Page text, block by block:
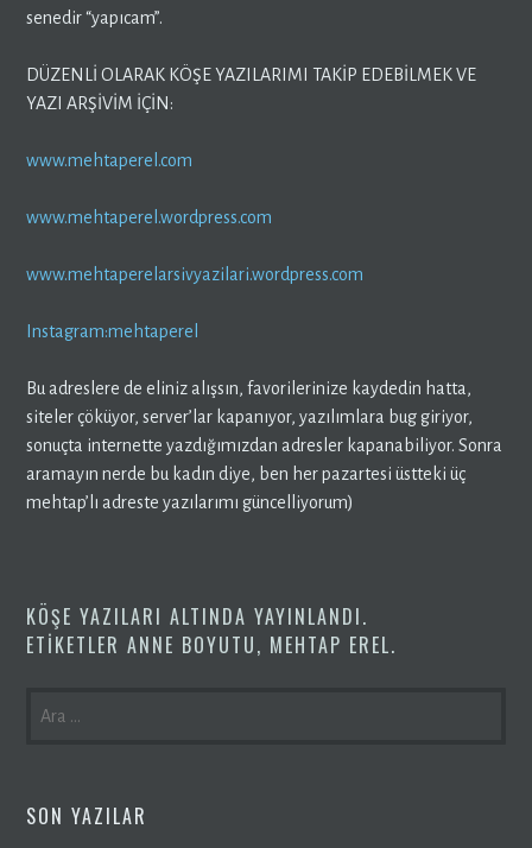
senedir “yapıcam”.
DÜZENLİ OLARAK KÖŞE YAZILARIMI TAKİP EDEBİLMEK VE
YAZI ARŞİVİM İÇİN:
www.mehtaperel.com
www.mehtaperel.wordpress.com
www.mehtaperelarsivyazilari.wordpress.com
Instagram:mehtaperel
Bu adreslere de eliniz alışsın, favorilerinize kaydedin hatta,
siteler çöküyor, server’lar kapanıyor, yazılımlara bug giriyor,
sonuçta internette yazdığımızdan adresler kapanabiliyor. Sonra
aramayın nerde bu kadın diye, ben her pazartesi üstteki üç
mehtap’lı adreste yazılarımı güncelliyorum)
KÖŞE YAZILARI ALTINDA YAYINLANDI.
ETIKETLERANNE BOYUTU, MEHTAP EREL.
SON YAZILAR